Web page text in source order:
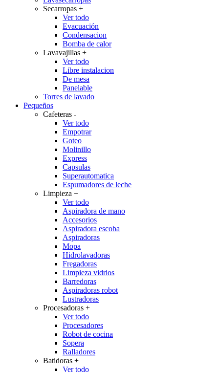
Secarropas +
Ver todo
Evacuación
Condensacion
Bomba de calor
Lavavajillas +
Ver todo
Libre instalacion
De mesa
Panelable
Torres de lavado
Pequeños
Cafeteras -
Ver todo
Empotrar
Goteo
Molinillo
Express
Capsulas
Superautomatica
Espumadores de leche
Limpieza +
Ver todo
Aspiradora de mano
Accesorios
Aspiradora escoba
Aspiradoras
Mopa
Hidrolavadoras
Fregadoras
Limpieza vidrios
Barredoras
Aspiradoras robot
Lustradoras
Procesadoras +
Ver todo
Procesadores
Robot de cocina
Sopera
Ralladores
Batidoras +
Ver todo